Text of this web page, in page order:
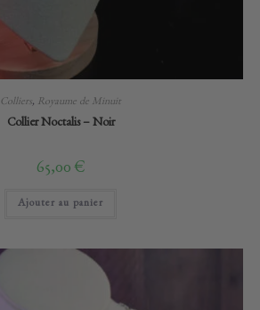
Colliers, Royaume de Minuit
Collier Noctalis – Noir
65,00€
Ajouter au panier